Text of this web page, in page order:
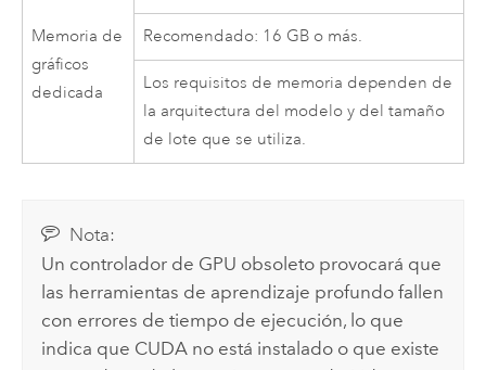
Memoria de
gráficos
dedicada
Recomendado: 16 GB o más.
Los requisitos de memoria dependen de
la arquitectura del modelo y del tamaño
de lote que se utiliza.
Nota:
Un controlador de GPU obsoleto provocará que
las herramientas de aprendizaje profundo fallen
con errores de tiempo de ejecución, lo que
indica que CUDA no está instalado o que existe